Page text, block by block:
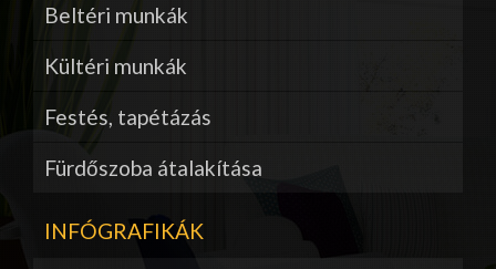
Beltéri munkák
Kültéri munkák
Festés, tapétázás
Fürdőszoba átalakítása
INFÓGRAFIKÁK